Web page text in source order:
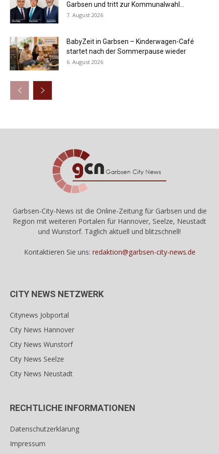
Garbsen und tritt zur Kommunalwahl...
7. August 2026
BabyZeit in Garbsen – Kinderwagen-Café
startet nach der Sommerpause wieder
6. August 2026
Garbsen-City-News ist die Online-Zeitung für Garbsen und die
Region mit weiteren Portalen für Hannover, Seelze, Neustadt
und Wunstorf. Täglich aktuell und blitzschnell!
Kontaktieren Sie uns: redaktion@garbsen-city-news.de
CITY NEWS NETZWERK
Citynews Jobportal
City News Hannover
City News Wunstorf
City News Seelze
City News Neustadt
RECHTLICHE INFORMATIONEN
Datenschutzerklärung
Impressum